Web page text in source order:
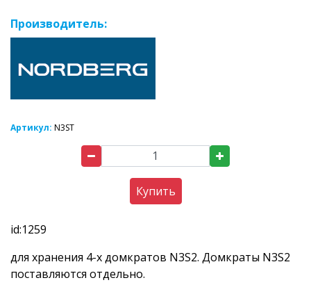
Производитель:
Артикул: N3ST
Купить
id:1259
для хранения 4-х домкратов N3S2. Домкраты N3S2
поставляются отдельно.